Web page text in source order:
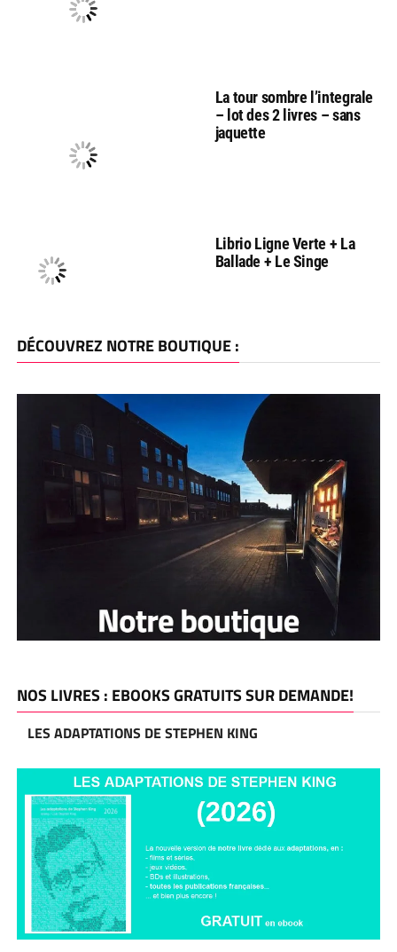
La tour sombre l’integrale
– lot des 2 livres – sans
jaquette
Librio Ligne Verte + La
Ballade + Le Singe
DÉCOUVREZ NOTRE BOUTIQUE :
NOS LIVRES : EBOOKS GRATUITS SUR DEMANDE!
LES ADAPTATIONS DE STEPHEN KING